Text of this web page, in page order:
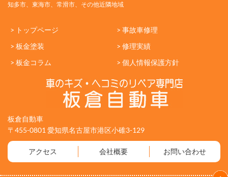
知多市、東海市、常滑市、その他近隣地域
> トップページ
> 事故車修理
> 板金塗装
> 修理実績
> 板金コラム
> 個人情報保護方針
板倉自動車
〒455-0801 愛知県名古屋市港区小碓3-129
アクセス 会社概要 お問い合わせ